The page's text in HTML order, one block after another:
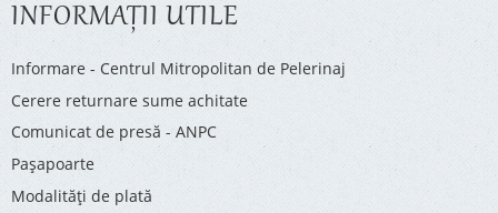
INFORMAŢII UTILE
Informare - Centrul Mitropolitan de Pelerinaj
Cerere returnare sume achitate
Comunicat de presă - ANPC
Pașapoarte
Modalități de plată